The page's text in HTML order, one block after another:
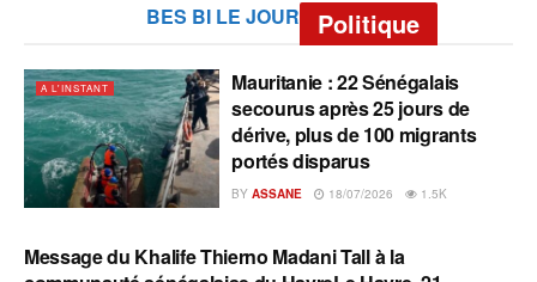
BES BI LE JOUR Politique
A L'INSTANT
Mauritanie : 22 Sénégalais
secourus après 25 jours de
dérive, plus de 100 migrants
portés disparus
BY ASSANE 18/07/2026 1.5K
A L'INSTANT
Message du Khalife Thierno Madani Tall à la